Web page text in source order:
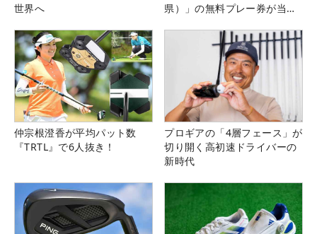
世界へ
県）」の無料プレー券が当た
仲宗根澄香が平均パット数
『TRTL』で6人抜き！
プロギアの「4層フェース」が
切り開く高初速ドライバーの
新時代